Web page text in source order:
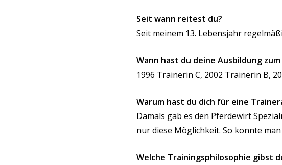
Seit wann reitest du?
Seit meinem 13. Lebensjahr
Wann hast du deine Ausbildung
1996 Trainerin C, 2002 Trainerin B,
Warum hast du dich für eine
Damals gab es den Pferdewirt
nur diese Möglichkeit. So konnte
Welche Trainingsphilosophie gibst